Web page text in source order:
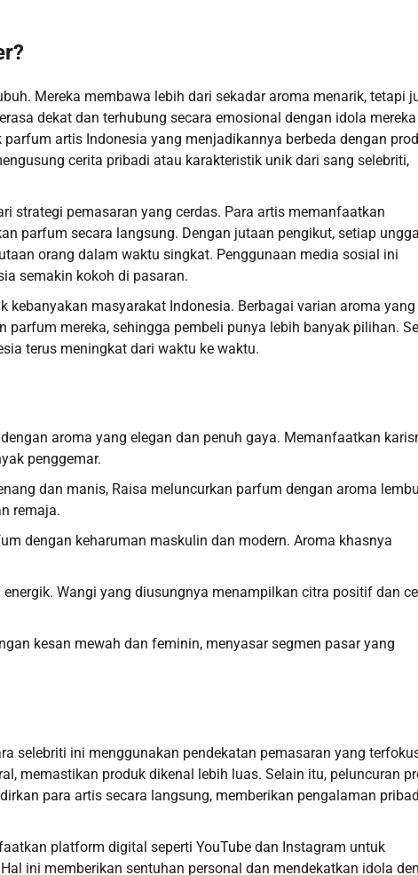
Mereka membawa lebih dari sekadar aroma menarik, tetapi
dekat dan terhubung secara emosional dengan idola mereka
artis Indonesia yang menjadikannya berbeda dengan
cerita pribadi atau karakteristik unik dari sang selebriti,
strategi pemasaran yang cerdas. Para artis memanfaatkan
parfum secara langsung. Dengan jutaan pengikut, setiap
orang dalam waktu singkat. Penggunaan media sosial ini
semakin kokoh di pasaran.
masyarakat Indonesia. Berbagai varian aroma yang
mereka, sehingga pembeli punya lebih banyak pilihan.
terus meningkat dari waktu ke waktu.
aroma yang elegan dan penuh gaya. Memanfaatkan
penggemar.
dan manis, Raisa meluncurkan parfum dengan aroma
remaja.
dengan keharuman maskulin dan modern. Aroma khasnya
Wangi yang diusungnya menampilkan citra positif dan
kesan mewah dan feminin, menyasar segmen pasar yang
selebriti ini menggunakan pendekatan pemasaran yang
memastikan produk dikenal lebih luas. Selain itu, peluncuran
para artis secara langsung, memberikan pengalaman
platform digital seperti YouTube dan Instagram untuk
ini memberikan sentuhan personal dan mendekatkan idola